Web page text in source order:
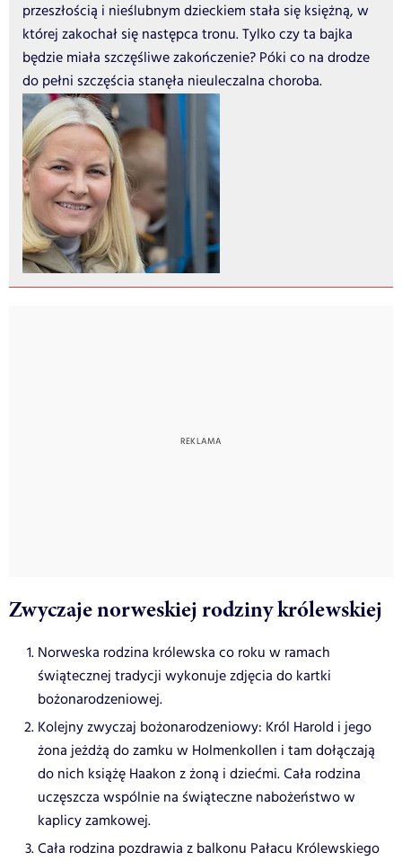
przeszłością i nieślubnym dzieckiem stała się księżną, w
której zakochał się następca tronu. Tylko czy ta bajka
będzie miała szczęśliwe zakończenie? Póki co na drodze
do pełni szczęścia stanęła nieuleczalna choroba.
Zwyczaje norweskiej rodziny królewskiej
Norweska rodzina królewska co roku w ramach
świątecznej tradycji wykonuje zdjęcia do kartki
bożonarodzeniowej.
Kolejny zwyczaj bożonarodzeniowy: Król Harold i jego
żona jeżdżą do zamku w Holmenkollen i tam dołączają
do nich książę Haakon z żoną i dziećmi. Cała rodzina
uczęszcza wspólnie na świąteczne nabożeństwo w
kaplicy zamkowej.
Cała rodzina pozdrawia z balkonu Pałacu Królewskiego